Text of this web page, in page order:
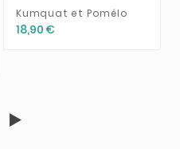
Kumquat et Pomélo
18,90 €